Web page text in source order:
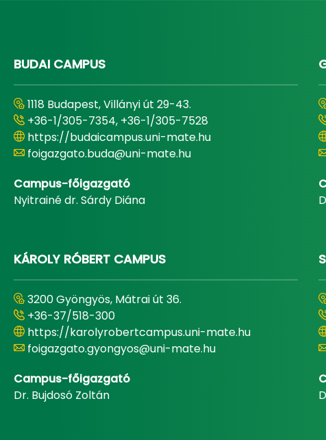
BUDAI CAMPUS
1118 Budapest, Villányi út 29-43.
+36-1/305-7354, +36-1/305-7528
https://budaicampus.uni-mate.hu
foigazgato.buda@uni-mate.hu
Campus-főigazgató
Nyitrainé dr. Sárdy Diána
KÁROLY RÓBERT CAMPUS
3200 Gyöngyös, Mátrai út 36.
+36-37/518-300
https://karolyrobertcampus.uni-mate.hu
foigazgato.gyongyos@uni-mate.hu
Campus-főigazgató
Dr. Bujdosó Zoltán